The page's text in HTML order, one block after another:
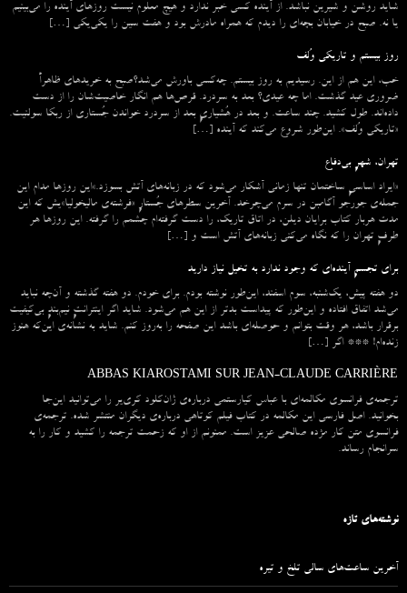
شاید روشن و شیرین نباشد. از آینده کسی خبر ندارد و هیچ معلوم نیست روزهای آینده را می‌بینیم
یا نه. صبح در خیابان بچه‌ای را دیدم که همراه مادرش بود و هفت سین را یکی‌یکی […]
روز بیستم و تاریکی وُلف
خب، این هم از این. رسیدیم به روز بیستم. چه‌کسی باورش می‌شد؟صبح به خریدهای ظاهراً
ضروری عید گذشت. اما چه عیدی؟ بعد به سردرد. قرص‌ها هم انگار خاصیت‌شان را از دست
داده‌اند. طول کشید. چند ساعت. و بعد در هُشیاریِ بعد از سردرد خواندن جُستاری از ربکا سولنیت.
«تاریکی وُلف». این‌طور شروع می‌‌کند که آینده […]
تهران، شهرِ بی‌دفاع
«ایراد اساسیِ ساختمان تنها زمانی آشکار می‌شود که در زبانه‌‌های آتش بسوزد.»این روزها مدام این
جمله‌ی جورجو آگامبن در سرم می‌چرخد. آخرین سطرهای جُستارِ «فرشته‌ی مالیخولیا»یش که این
مدت هربار کتاب برایان دیلن، در اتاق تاریک، را دست گرفته‌ام چشمم را گرفته. این روزها هر
طرفِ تهران را که نگاه می‌کنی زبانه‌های آتش است و […]
برای تجسمِ آینده‌ای که وجود ندارد به تخیل نیاز دارید
دو هفته پیش، یک‌شنبه، سوم اسفند، این‌طور نوشته بودم. برای خودم. دو هفته گذشته و آن‌چه نباید
می‌شد اتفاق افتاده و این‌طور که پیداست بدتر از این هم می‌شود. شاید اگر اینترانتِ نیم‌بندِ بی‌کیفیت
برقرار باشد، هر وقت بتوانم و حوصله‌ای باشد این صفحه را به‌روز کنم. شاید به نشانه‌ی این‌که هنوز
زنده‌ام! *** اگر […]
ABBAS KIAROSTAMI SUR JEAN-CLAUDE CARRIÈRE
ترجمه‌ی فرانسوی مکالمه‌ای با عباس کیارستمی درباره‌ی ژان‌کلود کری‌یر را می‌توانید این‌جا
بخوانید. اصل فارسی این مکالمه در کتاب فیلم کوتاهی درباره‌ی دیگران منتشر شده. ترجمه‌ی
فرانسوی متن کار مژده صالحی عزیز است. ممنونم از او که زحمت ترجمه را کشید و کار را به
سرانجام رساند.
نوشته‌های تازه
آخرین ساعت‌های سالی تلخ و تیره